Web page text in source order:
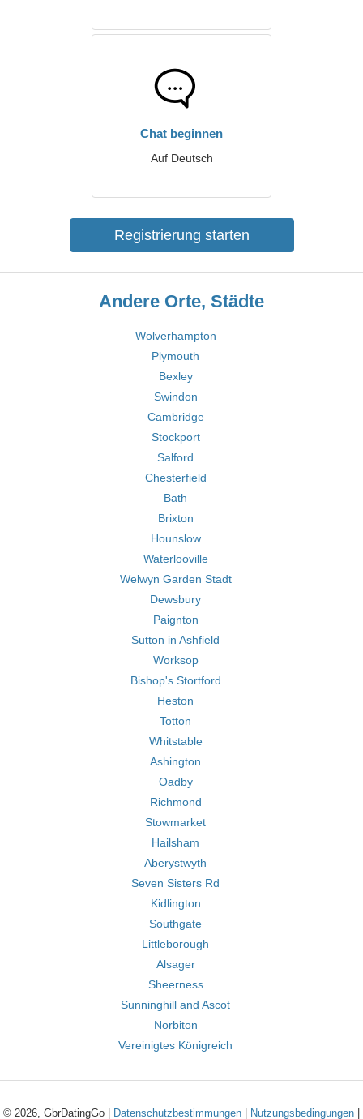
Chat beginnen
Auf Deutsch
Registrierung starten
Andere Orte, Städte
Wolverhampton
Plymouth
Bexley
Swindon
Cambridge
Stockport
Salford
Chesterfield
Bath
Brixton
Hounslow
Waterlooville
Welwyn Garden Stadt
Dewsbury
Paignton
Sutton in Ashfield
Worksop
Bishop's Stortford
Heston
Totton
Whitstable
Ashington
Oadby
Richmond
Stowmarket
Hailsham
Aberystwyth
Seven Sisters Rd
Kidlington
Southgate
Littleborough
Alsager
Sheerness
Sunninghill and Ascot
Norbiton
Vereinigtes Königreich
© 2026, GbrDatingGo | Datenschutzbestimmungen Nutzungsbedingungen